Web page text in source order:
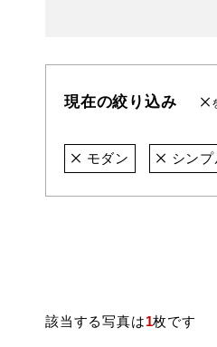
現在の絞り込み
モダン シンプ
該当する写真は1枚です